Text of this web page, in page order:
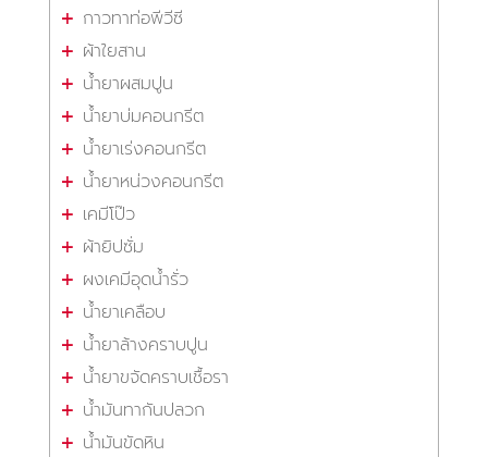
กาวทาท่อพีวีซี
ผ้าใยสาน
น้ำยาผสมปูน
น้ำยาบ่มคอนกรีต
น้ำยาเร่งคอนกรีต
น้ำยาหน่วงคอนกรีต
เคมีโป๊ว
ผ้ายิปซั่ม
ผงเคมีอุดน้ำรั่ว
น้ำยาเคลือบ
น้ำยาล้างคราบปูน
น้ำยาขจัดคราบเชื้อรา
น้ำมันทากันปลวก
น้ำมันขัดหิน